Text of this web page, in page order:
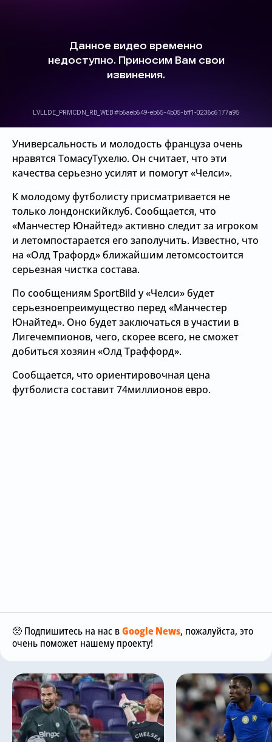
Универсальность и молодость француза очень
нравятся ТомасуТухелю. Он считает, что эти
качества серьезно усилят и помогут «Челси».
К молодому футболисту присматривается не
только лондонскийклуб. Сообщается, что
«Манчестер Юнайтед» активно следит за игроком
и летомпостарается его заполучить. Известно, что
на «Олд Трафорд» ближайшим летомсостоится
серьезная чистка состава.
По сообщениям SportBild у «Челси» будет
серьезноепреимущество перед «Манчестер
Юнайтед». Оно будет заключаться в участии в
Лигечемпионов, чего, скорее всего, не сможет
добиться хозяин «Олд Траффорд».
Сообщается, что ориентировочная цена
футболиста составит 74миллионов евро.
🥺 Подпишитесь на нас вGoogle News, пожалуйста, это
очень поможет нашему проекту!